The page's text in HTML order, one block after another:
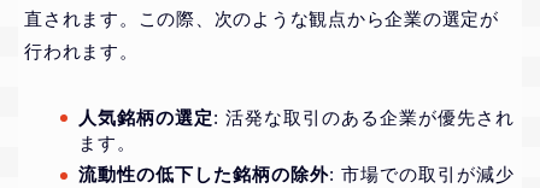
直されます。この際、次のような観点から企業の選定が
行われます。
人気銘柄の選定: 活発な取引のある企業が優先され
ます。
流動性の低下した銘柄の除外: 市場での取引が減少